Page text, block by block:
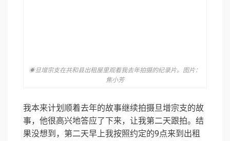
◉旦增宗支在共和县出租屋里观看我去年拍摄的纪录片。图片：
焦小芳
我本来计划顺着去年的故事继续拍摄旦增宗支的故
事，他很高兴地答应了下来，让我第二天跟拍。结
果没想到，第二天早上我按照约定的9点来到出租